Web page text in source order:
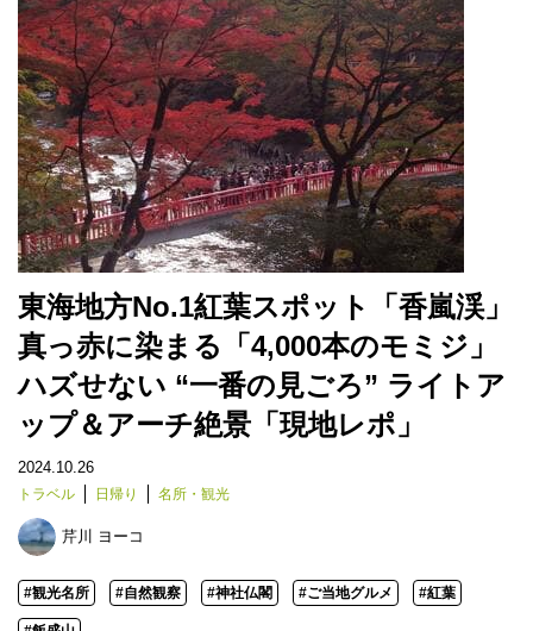
東海地方No.1紅葉スポット「香嵐渓」
真っ赤に染まる「4,000本のモミジ」
ハズせない “一番の見ごろ” ライトア
ップ＆アーチ絶景「現地レポ」
2024.10.26
トラベル 日帰り 名所・観光
芹川 ヨーコ
#観光名所 #自然観察 #神社仏閣 #ご当地グルメ #紅葉